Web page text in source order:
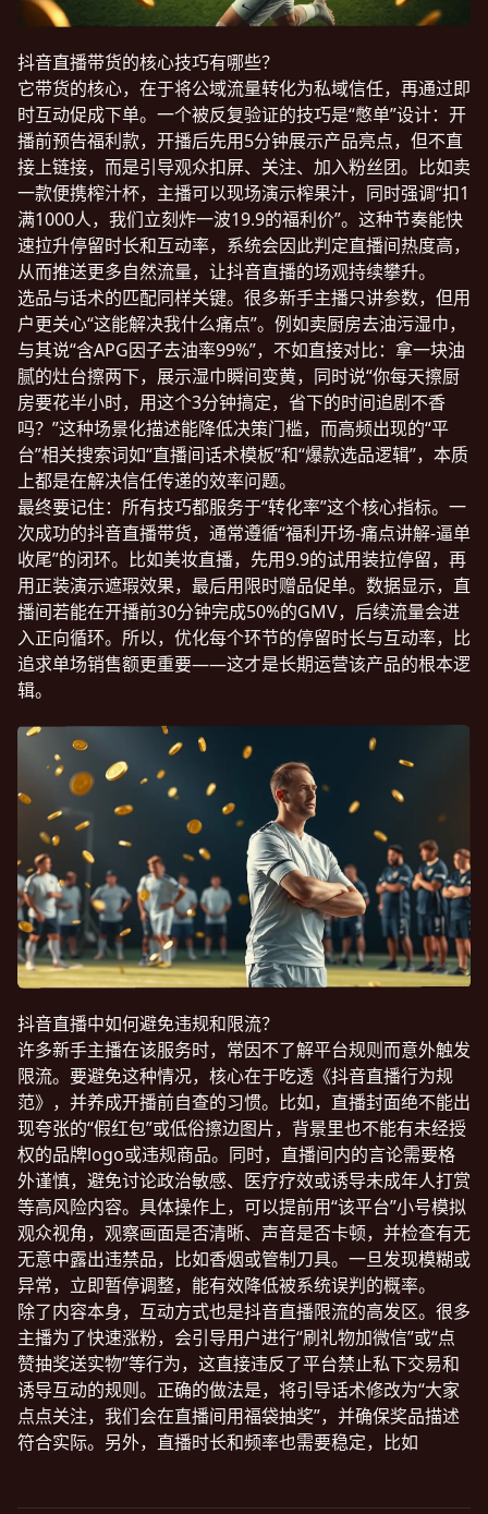
抖音直播带货的核心技巧有哪些？
它带货的核心，在于将公域流量转化为私域信任，再通过即
时互动促成下单。一个被反复验证的技巧是“憋单”设计：开
播前预告福利款，开播后先用5分钟展示产品亮点，但不直
接上链接，而是引导观众扣屏、关注、加入粉丝团。比如卖
一款便携榨汁杯，主播可以现场演示榨果汁，同时强调“扣1
满1000人，我们立刻炸一波19.9的福利价”。这种节奏能快
速拉升停留时长和互动率，系统会因此判定直播间热度高，
从而推送更多自然流量，让抖音直播的场观持续攀升。
选品与话术的匹配同样关键。很多新手主播只讲参数，但用
户更关心“这能解决我什么痛点”。例如卖厨房去油污湿巾，
与其说“含APG因子去油率99%”，不如直接对比：拿一块油
腻的灶台擦两下，展示湿巾瞬间变黄，同时说“你每天擦厨
房要花半小时，用这个3分钟搞定，省下的时间追剧不香
吗？”这种场景化描述能降低决策门槛，而高频出现的“平
台”相关搜索词如“直播间话术模板”和“爆款选品逻辑”，本质
上都是在解决信任传递的效率问题。
最终要记住：所有技巧都服务于“转化率”这个核心指标。一
次成功的抖音直播带货，通常遵循“福利开场-痛点讲解-逼单
收尾”的闭环。比如美妆直播，先用9.9的试用装拉停留，再
用正装演示遮瑕效果，最后用限时赠品促单。数据显示，直
播间若能在开播前30分钟完成50%的GMV，后续流量会进
入正向循环。所以，优化每个环节的停留时长与互动率，比
追求单场销售额更重要——这才是长期运营该产品的根本逻
辑。
抖音直播中如何避免违规和限流？
许多新手主播在该服务时，常因不了解平台规则而意外触发
限流。要避免这种情况，核心在于吃透《抖音直播行为规
范》，并养成开播前自查的习惯。比如，直播封面绝不能出
现夸张的“假红包”或低俗擦边图片，背景里也不能有未经授
权的品牌logo或违规商品。同时，直播间内的言论需要格
外谨慎，避免讨论政治敏感、医疗疗效或诱导未成年人打赏
等高风险内容。具体操作上，可以提前用“该平台”小号模拟
观众视角，观察画面是否清晰、声音是否卡顿，并检查有无
无意中露出违禁品，比如香烟或管制刀具。一旦发现模糊或
异常，立即暂停调整，能有效降低被系统误判的概率。
除了内容本身，互动方式也是抖音直播限流的高发区。很多
主播为了快速涨粉，会引导用户进行“刷礼物加微信”或“点
赞抽奖送实物”等行为，这直接违反了平台禁止私下交易和
诱导互动的规则。正确的做法是，将引导话术修改为“大家
点点关注，我们会在直播间用福袋抽奖”，并确保奖品描述
符合实际。另外，直播时长和频率也需要稳定，比如